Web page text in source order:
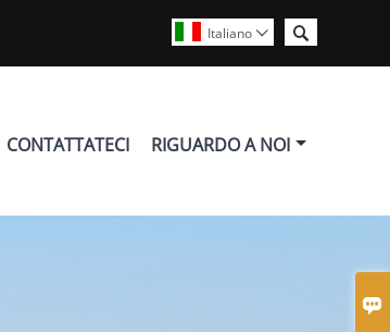


Italiano 
CONTATTATECI RIGUARDO A NOI